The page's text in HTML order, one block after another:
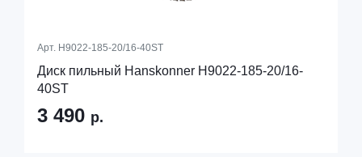
Арт. H9022-185-20/16-40ST
Диск пильный Hanskonner H9022-185-20/16-
40ST
3 490 р.